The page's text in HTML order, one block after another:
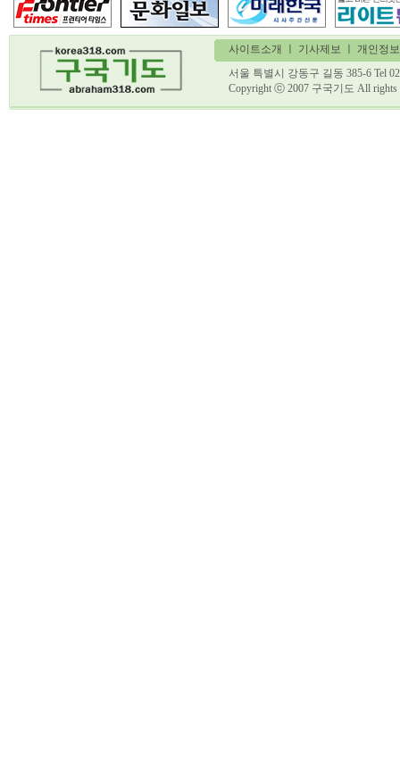
사이트소개 기사제보 ㅣ 개인정
서울 특별시 강동구 길동 385-6 Tel
Copyright ⓒ 2007 구국기도 All